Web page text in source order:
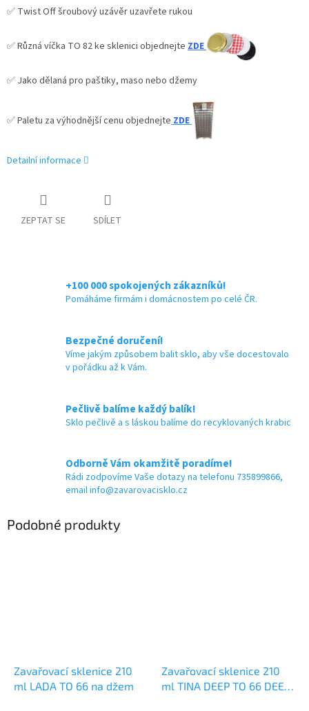
✅ Twist Off šroubový uzávěr uzavřete rukou
✅ Různá víčka TO 82 ke sklenici objednejte ZDE
✅ Jako dělaná pro paštiky, maso nebo džemy
✅ Paletu za výhodnější cenu objednejte ZDE
Detailní informace
ZEPTAT SE SDÍLET
+100 000 spokojených zákazníků!
Pomáháme firmám i domácnostem po celé ČR.
Bezpečné doručení!
Víme jakým způsobem balit sklo, aby vše docestovalo
v pořádku až k Vám.
Pečlivě balíme každý balík!
Sklo pečlivě a s láskou balíme do recyklovaných krabic
Odborně Vám okamžitě poradíme!
Rádi zodpovíme Vaše dotazy na telefonu 735899866,
email info@zavarovacisklo.cz
Podobné produkty
Zavařovací sklenice 210
ml LADA TO 66 na džem
Zavařovací sklenice 210
ml TINA DEEP TO 66 DEEP